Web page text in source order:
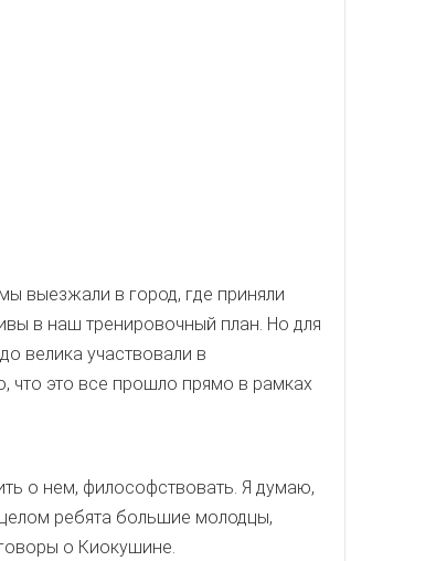
выезжали в город, где приняли
в наш тренировочный план. Но для
велика участвовали в
что это все прошло прямо в рамках
о нем, философствовать. Я думаю,
ребята большие молодцы,
о Киокушине.